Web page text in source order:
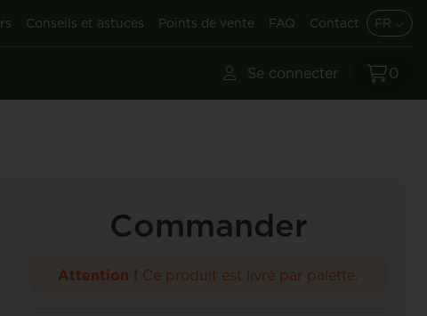
Conseils et astuces Points de vente FAQ Contact FR
Se connecter 0
Commander
Attention ! Ce produit est livré par palette.